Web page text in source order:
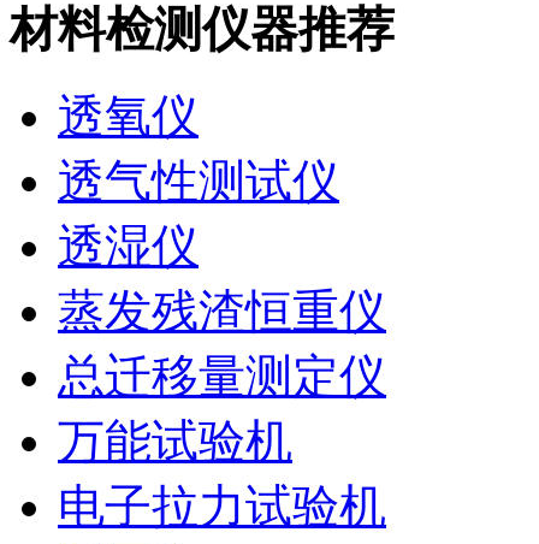
材料检测仪器推荐
透氧仪
透气性测试仪
透湿仪
蒸发残渣恒重仪
总迁移量测定仪
万能试验机
电子拉力试验机